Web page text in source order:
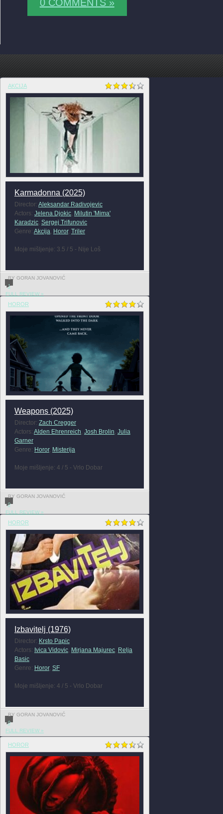
0 COMMENTS »
AKCIJA
Karmadonna (2025)
Director: Aleksandar Radivojevic
Actors: Jelena Djokic, Milutin 'Mima'
Karadzic, Sergej Trifunovic
Genre: Akcija Horor, Triler
Moje mišljenje: 3.5 / 5 - Nije Loš
BY GORAN JOVANOVIĆ
1
FULL REVIEW »
HOROR
Weapons (2025)
Director: Zach Cregger
Actors: Alden Ehrenreich Josh Brolin Julia
Garner
Genre: Horor, Misterija
Moje mišljenje: 4 / 5 - Vrlo Dobar
BY GORAN JOVANOVIĆ
0
FULL REVIEW »
HOROR
Izbavitelj (1976)
Director: Krsto Papic
Actors: Ivica Vidovic, Mirjana Majurec, Relja
Basic
Genre: Horor, SF
Moje mišljenje: 4 / 5 - Vrlo Dobar
BY GORAN JOVANOVIĆ
0
FULL REVIEW »
HOROR